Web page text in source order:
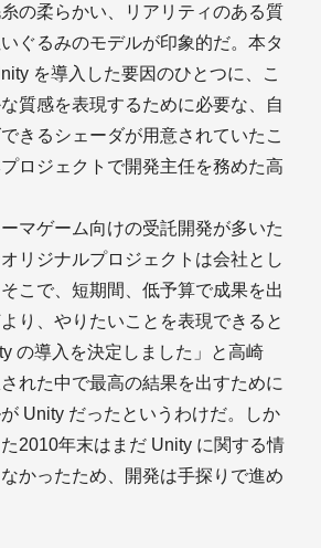
の柔らかい、リアリティのある質
ぐるみのモデルが印象的だ。本タ
を導入した要因のひとつに、こ
質感を表現するために必要な、自
きるシェーダが用意されていたこ
ロジェクトで開発主任を務めた高
ーマゲーム向けの受託開発が多いた
リジナルプロジェクトは会社とし
こで、短期間、低予算で成果を出
り、やりたいことを表現できると
の導入を決定しました」と高崎
れた中で最高の結果を出すために
Unity だったというわけだ。しか
2010年末はまだ Unity に関する情
かったため、開発は手探りで進め